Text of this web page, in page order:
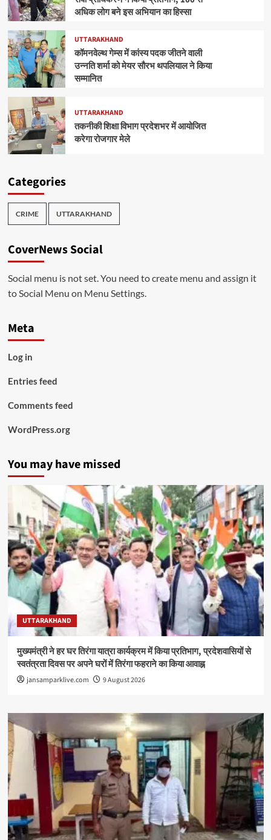
अधिक लोग बने इस अभियान का हिस्सा
UTTARAKHAND
कॉमनवेल्थ गेम्स में कांस्य पदक जीतने वाली
उन्नति शर्मा को मेयर सौरभ थपलियाल ने किया
सम्मानित
UTTARAKHAND
तकनीकी शिक्षा विभाग प्रदेशभर में आयोजित
करेगा रोजगार मेले
Categories
CRIME UTTARAKHAND
CoverNews Social
Social menu is not set. You need to create menu and assign it
to Social Menu on Menu Settings.
Meta
Log in
Entries feed
Comments feed
WordPress.org
You may have missed
UTTARAKHAND
मुख्यमंत्री ने हर घर तिरंगा यात्रा कार्यक्रम में किया प्रतिभाग, प्रदेशवासियों से
स्वतंत्रता दिवस पर अपने घरों में तिरंगा फहराने का किया आवाह्न
jansamparklive.com 9 August 2026